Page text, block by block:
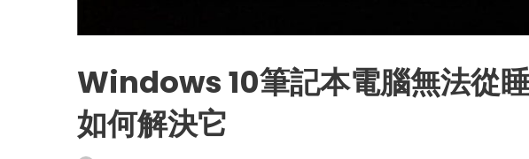
Windows 10筆記本電腦無法從
如何解決它